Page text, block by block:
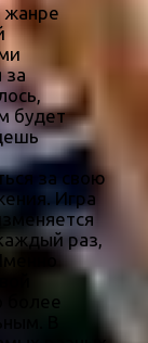
жанре
за
будет
за свою
Игра
раз,
более
В